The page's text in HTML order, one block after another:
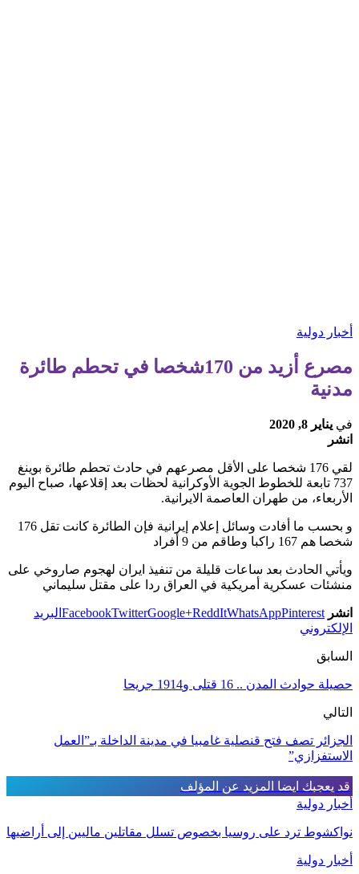
أخبار دولية
مصرع أزيد من 170شخصا في تحطم طائرة
مدنية
في يناير 8, 2020
انشر
لقي 176 شخصا على الأقل مصرعهم في حادث تحطم طائرة بوينغ
737 تابعة للخطوط الجوية الأوكرانية لحظات بعد إقلاعها، صباح اليوم
الأربعاء، من طهران العاصمة الايرانية.
و بحسب ما أفادت وسائل إعلام إيرانية فإن الطائرة كانت تقل 176
شخصا هم 167 راكبا وطاقم من 9 أفراد
ويأتي الحادث بعد ساعات قليلة من تنفيذ ايران لهجوم صاروخي على
منشئات عسكرية أمريكية في العراق ردا على مقتل سليماني
انشر FacebookTwitterGoogle+ReddItWhatsAppPinterest
البريد
الإلكتروني
السابق
حصيلة حوادث المدن .. 16 قتلى و1914 جريحا
التالي
الجزائر تصف فتح قنصلية غامبيا في مدينة الداخلة بـ”العمل
الاستفزازي”
قد يعجبك ايضا المزيد عن المؤلف
أخبار دولية
نواكشوط ترد على روسيا بخصوص تسلل مقاتلين ماليين إلى أراضيها
أخبار دولية